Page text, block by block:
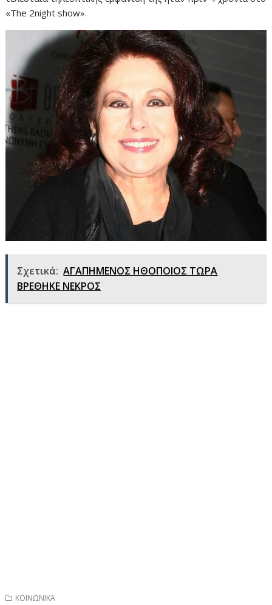
«The 2night show».
Σχετικά: ΑΓΑΠΗΜΕΝΟΣ ΗΘΟΠΟΙΟΣ ΤΩΡΑ
ΒΡΕΘΗΚΕ ΝΕΚΡΟΣ
ΚΟΙΝΩΝΙΚΑ